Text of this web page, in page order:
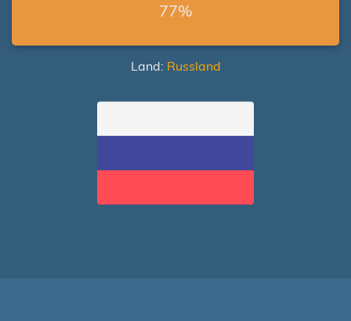
77%
Land: Russland